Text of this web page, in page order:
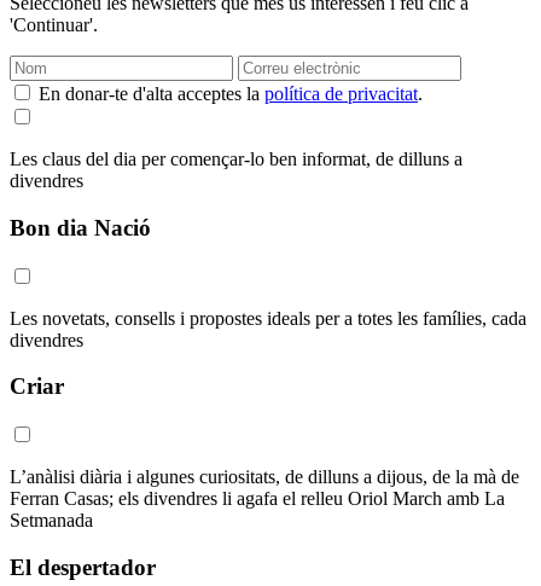
'Continuar'.
En donar-te d'alta acceptes la política de privacitat.
Les claus del dia per començar-lo ben informat, de dilluns a
divendres
Bon dia Nació
Les novetats, consells i propostes ideals per a totes les famílies, cada
divendres
Criar
L’anàlisi diària i algunes curiositats, de dilluns a dijous, de la mà de
Ferran Casas; els divendres li agafa el relleu Oriol March amb La
Setmanada
El despertador